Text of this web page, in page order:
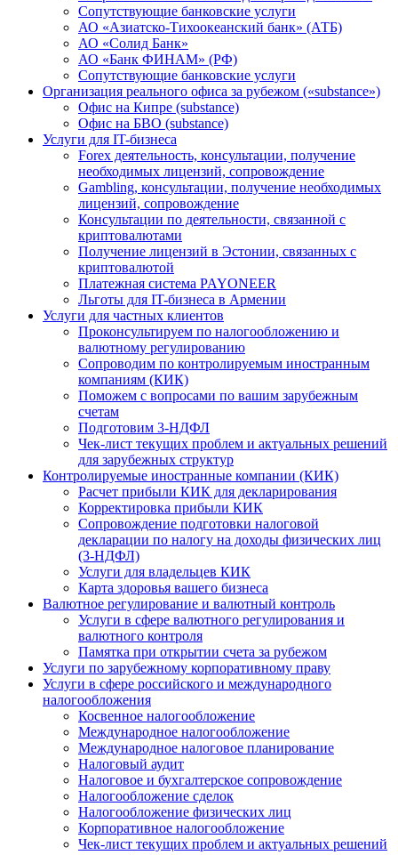
Сопутствующие банковские услуги
АО «Азиатско-Тихоокеанский банк» (АТБ)
АО «Солид Банк»
АО «Банк ФИНАМ» (РФ)
Сопутствующие банковские услуги
Организация реального офиса за рубежом («substance»)
Офис на Кипре (substance)
Офис на БВО (substance)
Услуги для IT-бизнеса
Forex деятельность, консультации, получение
необходимых лицензий, сопровождение
Gambling, консультации, получение необходимых
лицензий, сопровождение
Консультации по деятельности, связанной с
криптовалютами
Получение лицензий в Эстонии, связанных с
криптовалютой
Платежная система PAYONEER
Льготы для IT-бизнеса в Армении
Услуги для частных клиентов
Проконсультируем по налогообложению и
валютному регулированию
Сопроводим по контролируемым иностранным
компаниям (КИК)
Поможем с вопросами по вашим зарубежным
счетам
Подготовим 3-НДФЛ
Чек-лист текущих проблем и актуальных решений
для зарубежных структур
Контролируемые иностранные компании (КИК)
Расчет прибыли КИК для декларирования
Корректировка прибыли КИК
Сопровождение подготовки налоговой
декларации по налогу на доходы физических лиц
(3-НДФЛ)
Услуги для владельцев КИК
Карта здоровья вашего бизнеса
Валютное регулирование и валютный контроль
Услуги в сфере валютного регулирования и
валютного контроля
Памятка при открытии счета за рубежом
Услуги по зарубежному корпоративному праву
Услуги в сфере российского и международного
налогообложения
Косвенное налогообложение
Международное налогообложение
Международное налоговое планирование
Налоговый аудит
Налоговое и бухгалтерское сопровождение
Налогообложение сделок
Налогообложение физических лиц
Корпоративное налогообложение
Чек-лист текущих проблем и актуальных решений